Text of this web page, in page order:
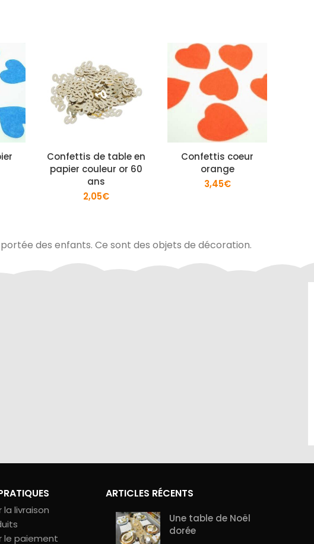
Confettis de table en
papier couleur or 60
ans
2,05€
Confettis coeur
orange
3,45€
des enfants. Ce sont des objets de décoration.
livraison
le paiement
ARTICLES RÉCENTS
Une table de Noël
dorée